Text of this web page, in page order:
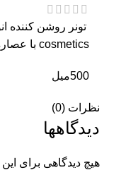
cosmetics با عصاره درخت توت
500میل
نظرات (0)
دیدگاهها
هیچ دیدگاهی برای